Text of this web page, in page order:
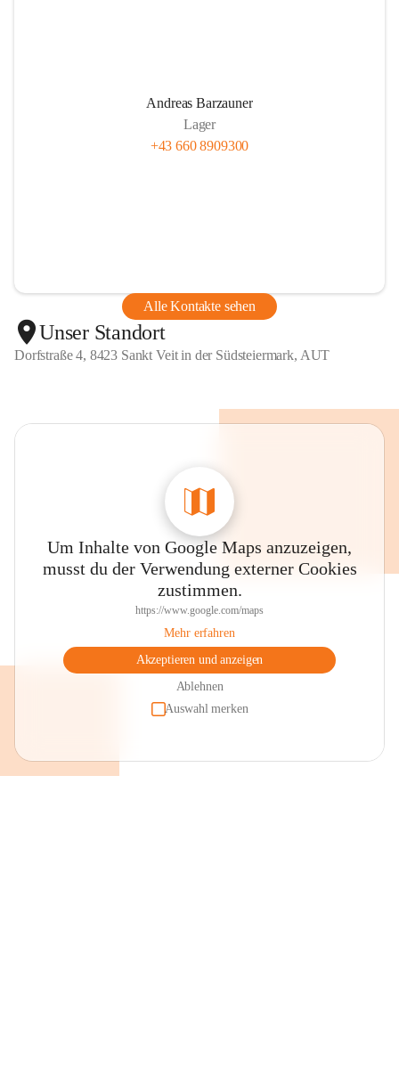
Andreas Barzauner
Lager
+43 660 8909300
Alle Kontakte sehen
Unser Standort
Dorfstraße 4, 8423 Sankt Veit in der Südsteiermark, AUT
Um Inhalte von Google Maps anzuzeigen,
musst du der Verwendung externer Cookies
zustimmen.
https://www.google.com/maps
Mehr erfahren
Akzeptieren und anzeigen
Ablehnen
Auswahl merken